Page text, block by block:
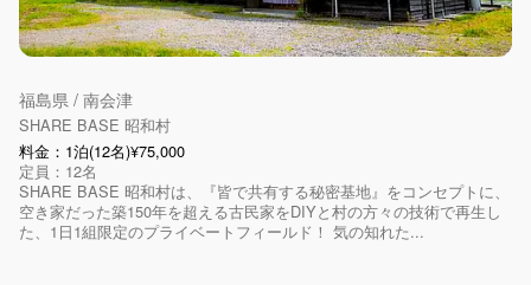
福島県 / 南会津
SHARE BASE 昭和村
料金：1泊(12名)¥75,000
定員：12名
SHARE BASE 昭和村は、『皆で共有する秘密基地』をコンセプトに、
空き家だった築150年を超える古民家をDIYと村の方々の技術で再生し
た、1日1組限定のプライベートフィールド！ 気の知れた...